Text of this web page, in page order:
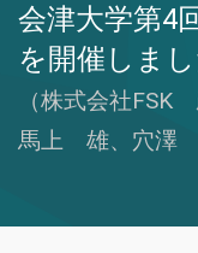
会津大学第4
を開催しま
（株式会社
馬上 雄、穴澤